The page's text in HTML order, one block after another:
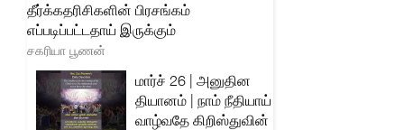
தீர்க்கதரிசிகளின் பிரசங்கம்
எப்படிப்பட்டதாய் இருக்கும்
சகரியா பூணன்
மார்ச் 26 | அனுதின
தியானம் | நாம் நீதியாய்
வாழ்வதே கிறிஸ்துவின்